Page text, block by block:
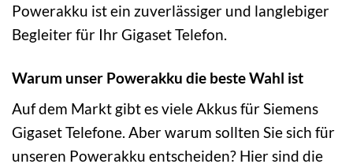
Powerakku ist ein zuverlässiger und langlebiger
Begleiter für Ihr Gigaset Telefon.
Warum unser Powerakku die beste Wahl ist
Auf dem Markt gibt es viele Akkus für Siemens
Gigaset Telefone. Aber warum sollten Sie sich für
unseren Powerakku entscheiden? Hier sind die